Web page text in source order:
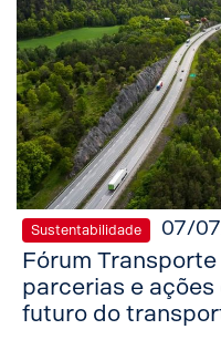
Sustentabilidade 07/
Fórum
parcerias e
futuro do